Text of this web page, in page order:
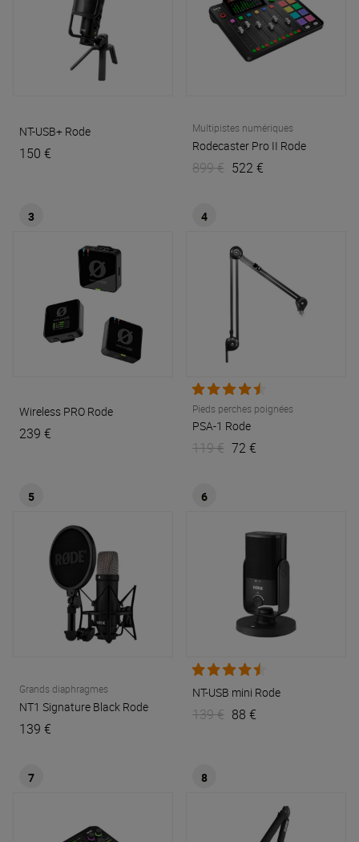
NT-USB+ Rode
150 €
Multipistes numériques
Rodecaster Pro II Rode
899 € 522 €
3
Wireless PRO Rode
239 €
4
Pieds perches poignées
PSA-1 Rode
119 € 72 €
5
Grands diaphragmes
NT1 Signature Black Rode
139 €
6
NT-USB mini Rode
139 € 88 €
7 8